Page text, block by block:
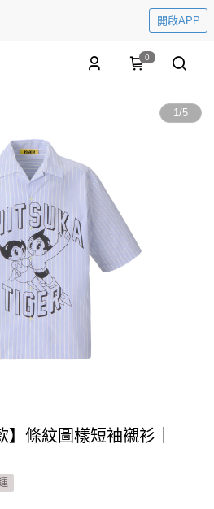
開啟APP
0
1/5
】條紋圖樣短袖襯衫｜